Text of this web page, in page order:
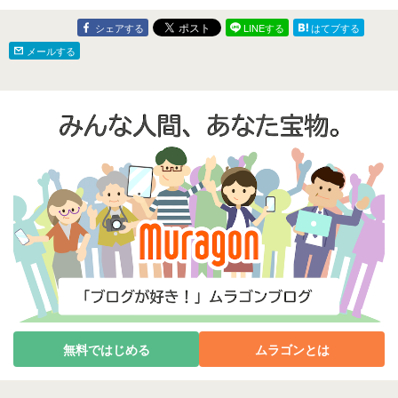
シェアする LINEする
はてブする
メールする
無料ではじめる ムラゴンとは